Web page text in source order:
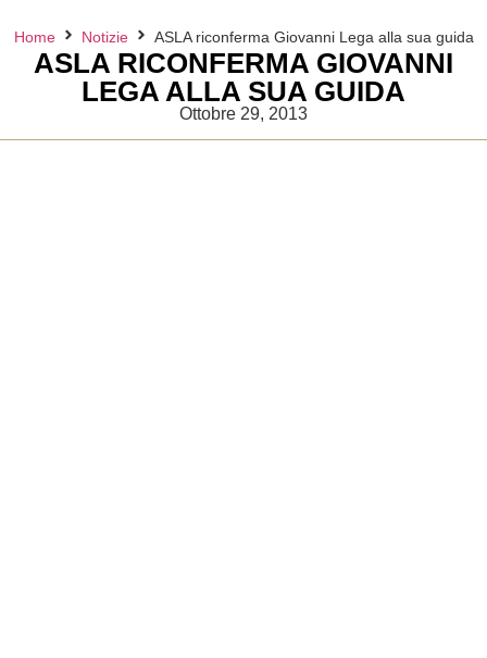
Home Notizie ASLA riconferma Giovanni Lega alla sua guida
ASLA RICONFERMA GIOVANNI
LEGA ALLA SUA GUIDA
Ottobre 29, 2013